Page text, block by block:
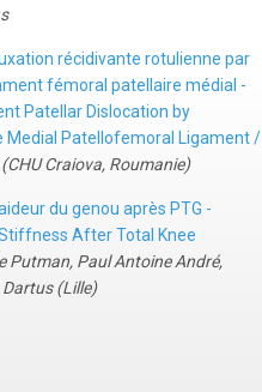
récidivante rotulienne par
fémoral patellaire médial -
Patellar Dislocation by
Medial Patellofemoral Ligament /
Craiova, Roumanie)
du genou après PTG -
After Total Knee
Putman, Paul Antoine André,
Dartus (Lille)